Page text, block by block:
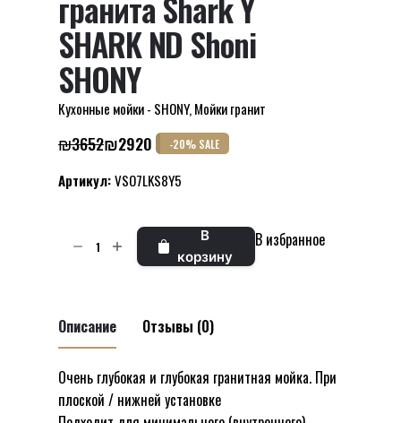
SHARK ND Shoni
SHONY
Кухонные мойки - SHONY,Мойки гранит
₪3652
Первоначальная
цена
₪2920
Текущая
цена:
-20% SALE
Артикул:VSO7LKS8Y5
Количество
сверхглубокая
кухонная
мойка
из
гранита
В
корзину
В избранное
Описание Отзывы (0)
Очень глубокая и глубокая гранитная мойка. При
плоской / нижней установке
Отзывов пока нет.
Будьте первым, кто оставил отзыв на